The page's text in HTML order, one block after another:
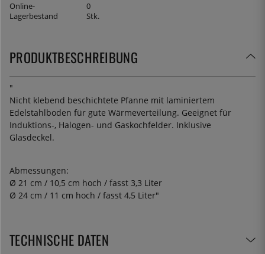
Online-
Lagerbestand
0
Stk.
PRODUKTBESCHREIBUNG
"
Nicht klebend beschichtete Pfanne mit laminiertem
Edelstahlboden für gute Wärmeverteilung. Geeignet für
Induktions-, Halogen- und Gaskochfelder. Inklusive
Glasdeckel.
Abmessungen:
Ø 21 cm / 10,5 cm hoch / fasst 3,3 Liter
Ø 24 cm / 11 cm hoch / fasst 4,5 Liter"
TECHNISCHE DATEN